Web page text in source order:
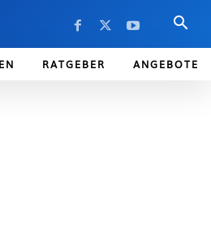
RATGEBER ANGEBOTE